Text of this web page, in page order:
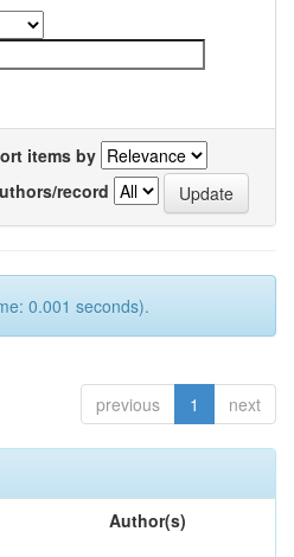
items by
record
0.001 seconds).
previous 1 next
Author(s)